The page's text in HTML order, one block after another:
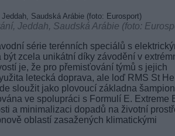
Jeddah, Saudská Arábie (foto:
série terénních speciálů s
být zcela unikátní díky závodění v
je, že pro přemisťování týmů s jejich
letecká doprava, ale loď RMS St
sloužit jako plovoucí základna
ve spolupráci s Formulí E. Extreme
a minimalizaci dopadů na životní
oblastí zasažených klimatickými